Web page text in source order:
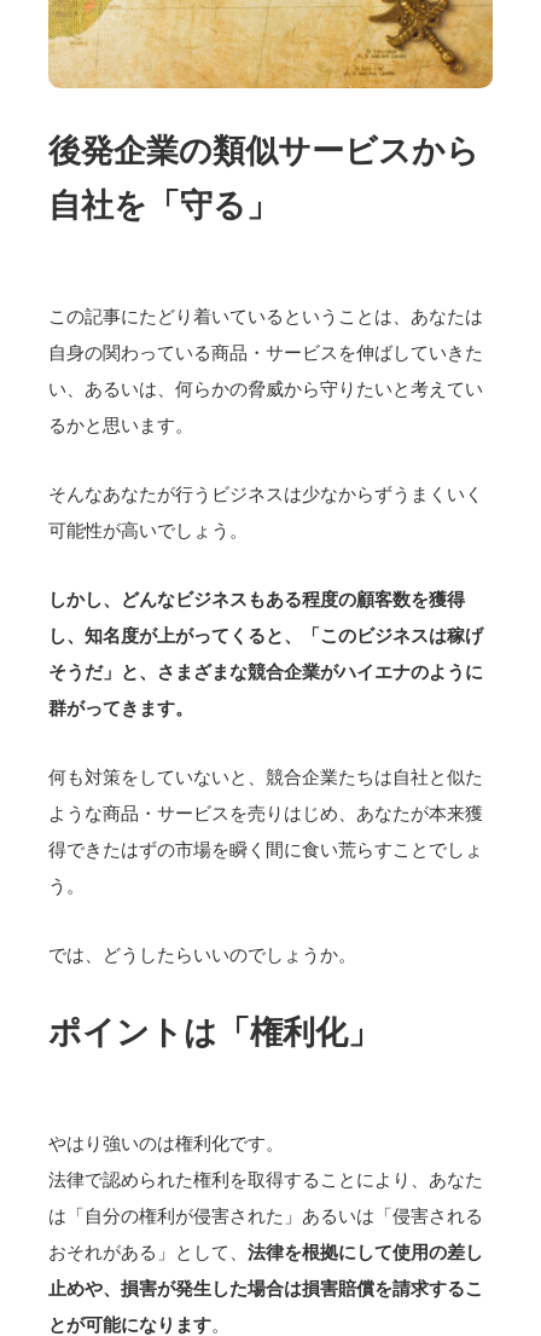
後発企業の類似サービスから
自社を「守る」
この記事にたどり着いているということは、あなたは
自身の関わっている商品・サービスを伸ばしていきた
い、あるいは、何らかの脅威から守りたいと考えてい
るかと思います。
そんなあなたが行うビジネスは少なからずうまくいく
可能性が高いでしょう。
しかし、どんなビジネスもある程度の顧客数を獲得
し、知名度が上がってくると、「このビジネスは稼げ
そうだ」と、さまざまな競合企業がハイエナのように
群がってきます。
何も対策をしていないと、競合企業たちは自社と似た
ような商品・サービスを売りはじめ、あなたが本来獲
得できたはずの市場を瞬く間に食い荒らすことでしょ
う。
では、どうしたらいいのでしょうか。
ポイントは「権利化」
やはり強いのは権利化です。
法律で認められた権利を取得することにより、あなた
は「自分の権利が侵害された」あるいは「侵害される
おそれがある」として、 法律を根拠にして使用の差し
止めや、損害が発生した場合は損害賠償を請求するこ
とが可能になります。